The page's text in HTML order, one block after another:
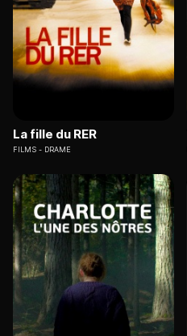
La fille du RER
FILMS DRAME